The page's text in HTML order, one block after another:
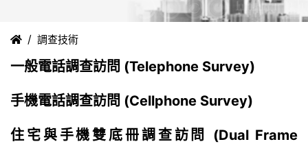
調查技術
一般電話調查訪問 (Telephone Survey)
手機電話調查訪問 (Cellphone Survey)
住宅與手機雙底冊調查訪問 (Dual Frame